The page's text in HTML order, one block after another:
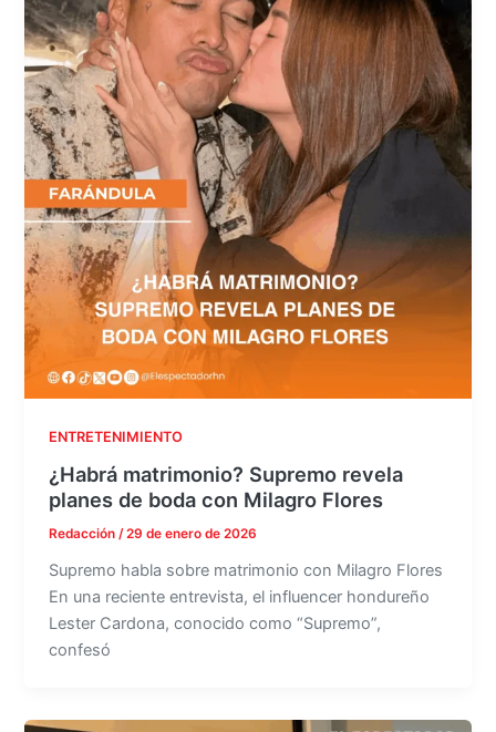
ENTRETENIMIENTO
¿Habrá matrimonio? Supremo revela
planes de boda con Milagro Flores
Redacción/29 de enero de 2026
Supremo habla sobre matrimonio con Milagro Flores
En una reciente entrevista, el influencer hondureño
Lester Cardona, conocido como “Supremo”,
confesó